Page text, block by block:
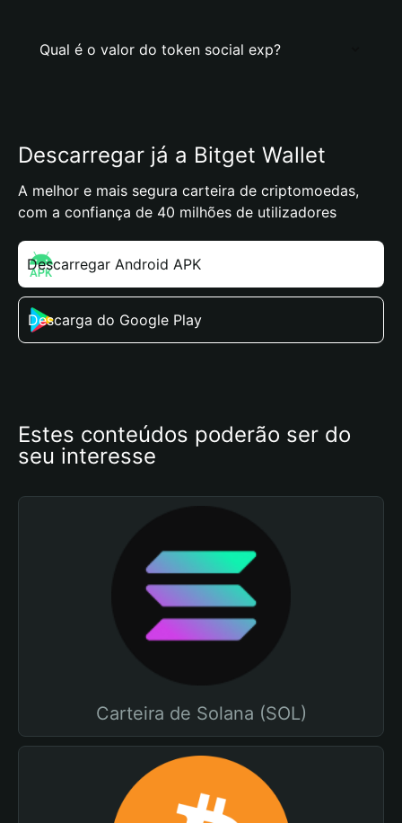
Qual é o valor do token social exp?
Descarregar já a Bitget Wallet
A melhor e mais segura carteira de criptomoedas,
com a confiança de 40 milhões de utilizadores
Descarregar Android APK
Descarga do Google Play
Estes conteúdos poderão ser do
seu interesse
Carteira de Solana (SOL)